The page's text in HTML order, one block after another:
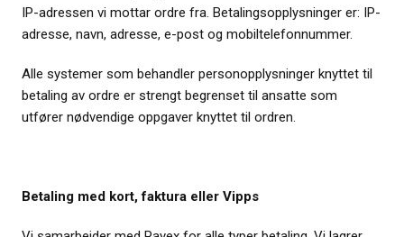
IP-adressen vi mottar ordre fra. Betalingsopplysninger er: IP-
adresse, navn, adresse, e-post og mobiltelefonnummer.
Alle systemer som behandler personopplysninger knyttet til
betaling av ordre er strengt begrenset til ansatte som
utfører nødvendige oppgaver knyttet til ordren.
Betaling med kort, faktura eller Vipps